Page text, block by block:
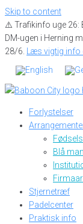
Skip to content
⚠️ Trafikinfo uge 26:
DM-ugen i Herning
28/6.
Læs vigtig
Forlystelser
Blå
Stjernetræf
Padelcenter
Praktisk info